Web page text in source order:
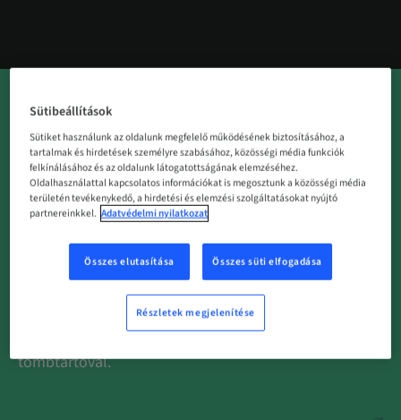
Készítsen eredeti Straumann®, egy darabból álló,
testre szabott titán felépítményeket a saját
maróberendezésével. Növelje a hatékonyságot a saját
marógépével, és használja ki azeredeti Straumann
implantátum–felépítmény kapcsolat előnyeit.
A Straumann® előmart felépítménytömbök
kompatibilisek a Straumann M sorozatban használt
tömbtartóval.
Sütibeállítások
Sütiket használunk az oldalunk megfelelő működésének biztosításához, a
tartalmak és hirdetések személyre szabásához, közösségi média funkciók
felkínálásához és az oldalunk látogatottságának elemzéséhez.
Oldalhasználattal kapcsolatos információkat is megosztunk a közösségi média
területén tevékenykedő, a hirdetési és elemzési szolgáltatásokat nyújtó
partnereinkkel. Adatvédelmi nyilatkozat
Összes elutasítása Összes süti elfogadása
Részletek megjelenítése